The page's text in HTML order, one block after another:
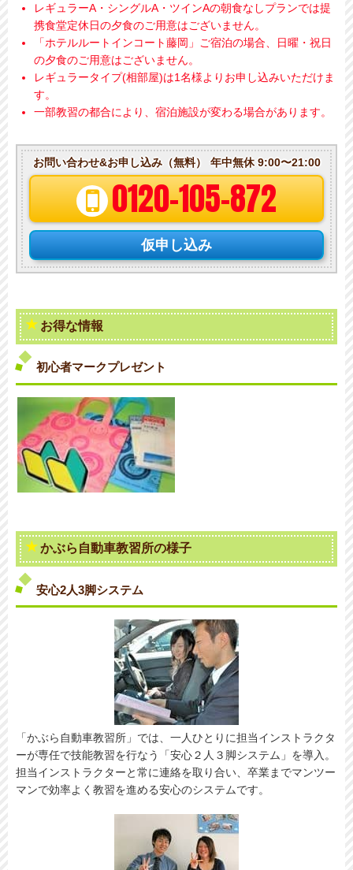
レギュラーA・シングルA・ツインAの朝食なしプランでは提
携食堂定休日の夕食のご用意はございません。
「ホテルルートインコート藤岡」ご宿泊の場合、日曜・祝日
の夕食のご用意はございません。
レギュラータイプ(相部屋)は1名様よりお申し込みいただけま
す。
一部教習の都合により、宿泊施設が変わる場合があります。
お問い合わせ&お申し込み（無料） 年中無休 9:00〜21:00
0120-105-872
仮申し込み
お得な情報
初心者マークプレゼント
かぶら自動車教習所の様子
安心2人3脚システム
「かぶら自動車教習所」では、一人ひとりに担当インストラクタ
ーが専任で技能教習を行なう「安心２人３脚システム」を導入。
担当インストラクターと常に連絡を取り合い、卒業までマンツー
マンで効率よく教習を進める安心のシステムです。